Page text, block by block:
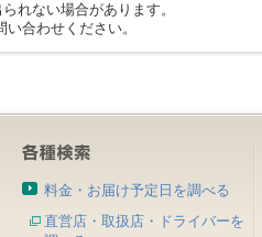
れない場合があります。
い合わせください。
料金・お届け予定日を調べる
直営店・取扱店・ドライバーを